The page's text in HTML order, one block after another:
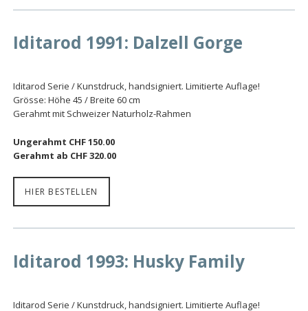
Iditarod 1991: Dalzell Gorge
Iditarod Serie / Kunstdruck, handsigniert. Limitierte Auflage!
Grösse: Höhe 45 / Breite 60 cm
Gerahmt mit Schweizer Naturholz-Rahmen
Ungerahmt CHF 150.00
Gerahmt ab CHF 320.00
HIER BESTELLEN
Iditarod 1993: Husky Family
Iditarod Serie / Kunstdruck, handsigniert. Limitierte Auflage!